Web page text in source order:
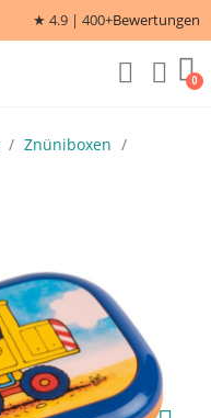
★ 4.9 | 400+Bewertungen
Znüniboxen